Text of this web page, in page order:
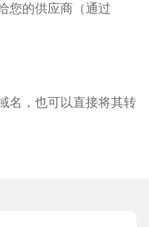
您的供应商（通过
名，也可以直接将其转